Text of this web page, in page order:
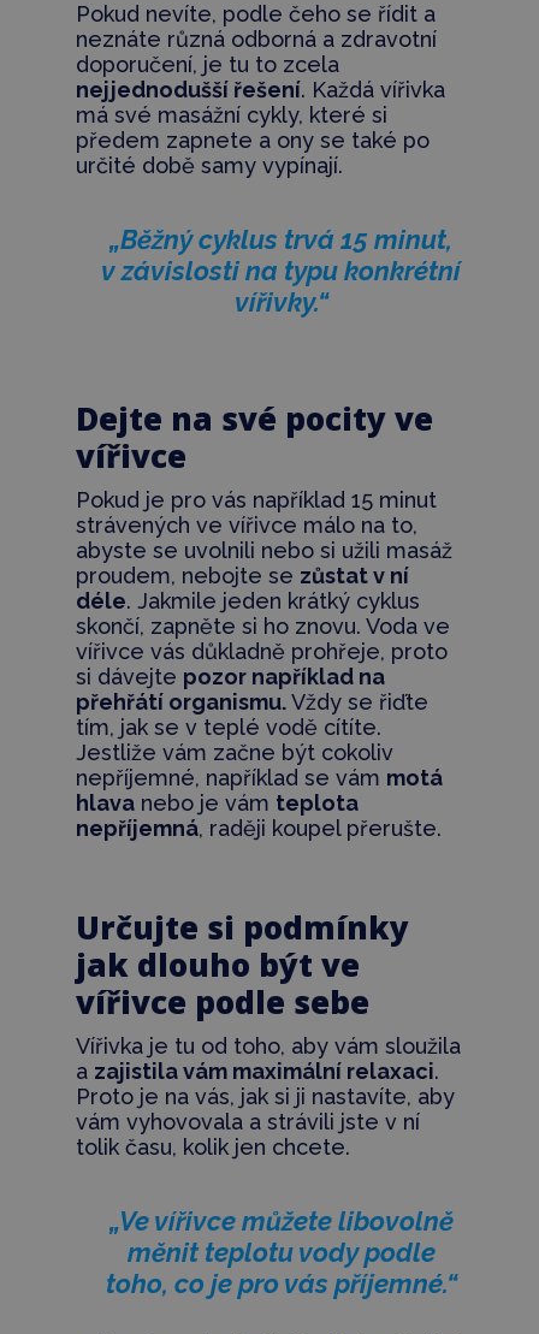
Pokud nevíte, podle čeho se řídit a
neznáte různá odborná a zdravotní
doporučení, je tu to zcela
nejjednodušší řešení. Každá vířivka
má své masážní cykly, které si
předem zapnete a ony se také po
určité době samy vypínají.
„Běžný cyklus trvá 15 minut,
v závislosti na typu konkrétní
vířivky.“
Dejte na své pocity ve
vířivce
Pokud je pro vás například 15 minut
strávených ve vířivce málo na to,
abyste se uvolnili nebo si užili masáž
proudem, nebojte se zůstat v ní
déle. Jakmile jeden krátký cyklus
skončí, zapněte si ho znovu. Voda ve
vířivce vás důkladně prohřeje, proto
si dávejte pozor například na
přehřátí organismu.Vždy se řiďte
tím, jak se v teplé vodě cítíte.
Jestliže vám začne být cokoliv
nepříjemné, například se vám motá
hlavanebo je vám teplota
nepříjemná, raději koupel přerušte.
Určujte si podmínky
jak dlouho být ve
vířivce podle sebe
Vířivka je tu od toho, aby vám sloužila
a zajistila vám maximální relaxaci.
Proto je na vás, jak si ji nastavíte, aby
vám vyhovovala a strávili jste v ní
tolik času, kolik jen chcete.
„Ve vířivce můžete libovolně
měnit teplotu vody podle
toho, co je pro vás příjemné.“